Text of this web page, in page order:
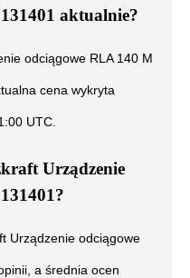
aktualnie?
odciągowe RLA 140 M
cena wykryta
UTC
Urządzenie
?
Urządzenie odciągowe
a średnia ocen